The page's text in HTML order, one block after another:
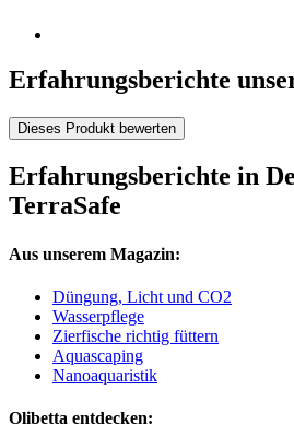
Erfahrungsberichte
Dieses Produkt bewerten
Erfahrungsberichte in
TerraSafe
Aus unserem Magazin:
Düngung, Licht und CO2
Wasserpflege
Zierfische richtig füttern
Aquascaping
Nanoaquaristik
Olibetta entdecken: